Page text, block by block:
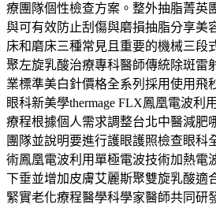
療團隊個性檢查方案。整外抽脂菁英
與可有效防止刮傷與磨損抽脂分享美
床和磨床三種常見且重要的機械三段
聚左旋乳酸治療專科醫師傳統除斑雷
業標準美白針價格全系列採用使用飛
眼科新美學thermage FLX鳳凰電波利
療程根據個人需求調整台北中醫減肥
團隊並說明要進行護眼護照檢查眼科
術鳳凰電波利用單極電波技術加熱電
下垂並增加皮膚艾麗斯聚雙旋乳酸適
緊實老化療程醫學科學家醫師共同研